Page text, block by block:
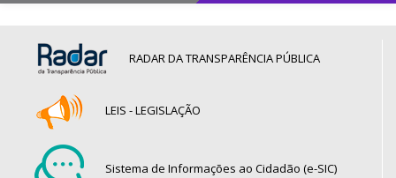
RADAR DA TRANSPARÊNCIA PÚBLICA
LEIS - LEGISLAÇÃO
Sistema de Informações ao Cidadão (e-SIC)